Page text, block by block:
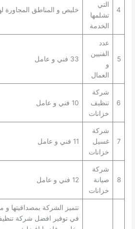
4
التي
تشلمها
الخدمة
خليص و المناطق المجاورة
5
عدد
الفنيين
و
العمال
33 فني و عامل
6
شركة
تنظيف
خزانات
10 فني و عامل
7
شركة
غسيل
خزانات
11 فني و عامل
8
شركة
صيانة
خزانات
12 فني و عامل
تتميز الشركة بمصداقيتها
في توفير افضل شركة